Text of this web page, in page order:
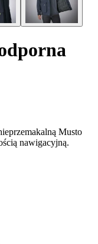
Musto
nawigacyjną.